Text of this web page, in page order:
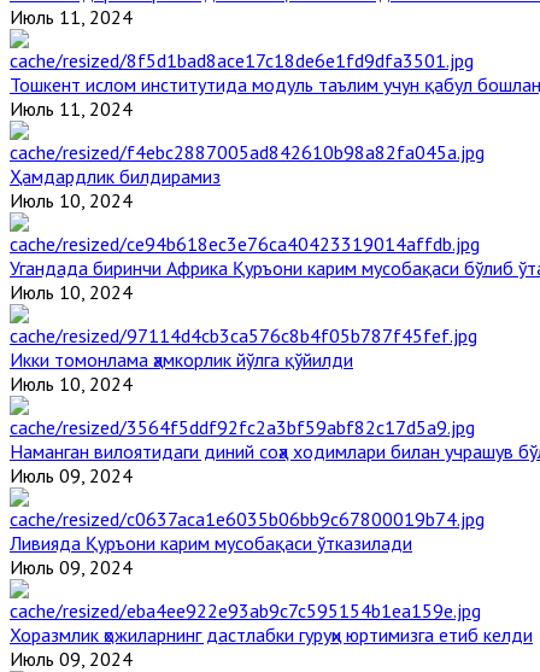
Июль 11, 2024
Тошкент ислом институтида модуль таълим учун қабул
Июль 11, 2024
Ҳамдардлик билдирамиз
Июль 10, 2024
Угандада биринчи Aфрика Қуръони карим мусобақаси бўлиб
Июль 10, 2024
Икки томонлама ҳамкорлик йўлга қўйилди
Июль 10, 2024
Наманган вилоятидаги диний соҳа ходимлари билан учрашув
Июль 09, 2024
Ливияда Қуръони карим мусобақаси ўтказилади
Июль 09, 2024
Хоразмлик ҳожиларнинг дастлабки гуруҳи юртимизга етиб келди
Июль 09, 2024